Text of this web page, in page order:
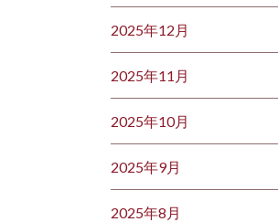
2025年12月
2025年11月
2025年10月
2025年9月
2025年8月